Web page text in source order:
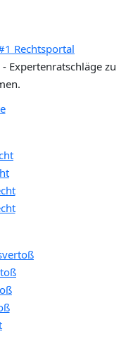
Expertenratschläge zu